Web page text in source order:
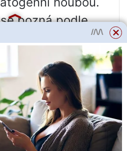
pozná podle
v průměru,
na kůře.
a opadává.
je třeba postižené
a spálit a poté
přípravkem